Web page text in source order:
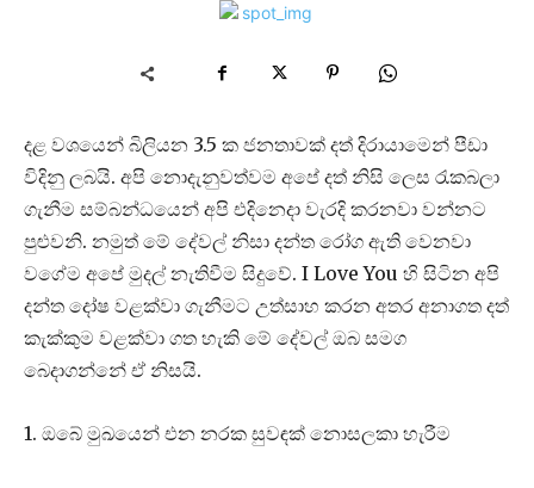
දළ වශයෙන් බිලියන 3.5 ක ජනතාවක් දත් දිරායාමෙන් පීඩා
විදිනු ලබයි. අපි නොදැනුවත්වම අපේ දත් නිසි ලෙස රැකබලා
ගැනීම සම්බන්ධයෙන් අපි එදිනෙදා වැරදි කරනවා වන්නට
පුළුවනි. නමුත් මේ දේවල් නිසා දන්ත රෝග ඇති වෙනවා
වගේම අපේ මුදල් නැතිවීම සිදුවේ. I Love You හි සිටින අපි
දන්ත දෝෂ වළක්වා ගැනීමට උත්සාහ කරන අතර අනාගත දත්
කැක්කුම වළක්වා ගත හැකි මේ දේවල් ඔබ සමග
බෙදාගන්නේ ඒ නිසයි.
1. ඔබේ මුඛයෙන් එන නරක සුවඳක් නොසලකා හැරීම